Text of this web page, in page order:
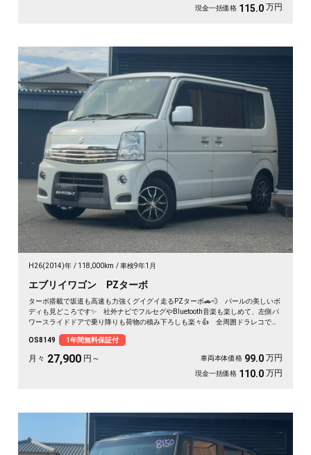
現金一括価格 115.0 万円
H26(2014)年 118,000km 車検9年1月
エブリイワゴン PZターボ
ターボ搭載で坂道も高速も力強くグイグイ走るPZターボ🚗💨 パールの美しいボ
ディも見どころです✨ 社外ナビでフルセグやBluetooth音楽も楽しめて、左側パ
ワースライドドアで乗り降りも荷物の積み下ろしも楽々👍 全周囲ドラレコで万
27900〜で手が届く一台です🎵 買った後もずっと寄り添う《1年保証付》😊
OS8149 1年間無料保証付
月々 27,900 円～ 車両本体価格 99.0 万円
現金一括価格 110.0 万円